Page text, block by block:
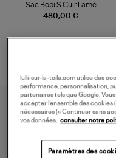
480,00 €
Sac Bobi S Cuir Lamé
Champagne
lulli-sur-la-toile.com utilise des
performance, personnalisation,
partenaires tels que Google.
accepter l’ensemble des cookies
nécessaires (« Continuer sans
vos données, consulter notre
Paramètres des